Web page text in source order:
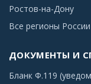
Ростов-на-Дону
Все регионы России
ДОКУМЕНТЫ И
Бланк Ф.119